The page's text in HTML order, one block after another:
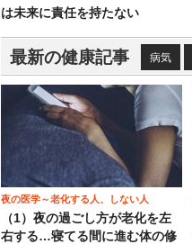
は未来に責任を持たない
最新の健康記事 病気
夜の医学～老化する人、しない人
（1）夜の過ごし方が老化を左
右する…寝てる間に進む体の修